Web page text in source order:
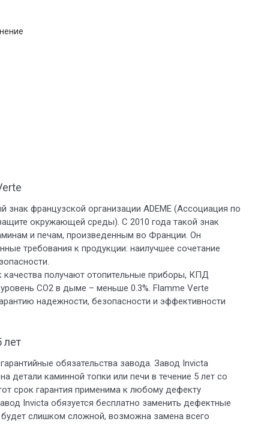
знак французской организации ADEME (Ассоциация по
окружающей среды). С 2010 года такой знак
и печам, произведенным во Франции. Он
требования к продукции: наилучшее сочетание
качества получают отопительные приборы, КПД
СО2 в дыме – меньше 0.3%. Flamme Verte
надежности, безопасности и эффективности
лет
обязательства завода. Завод Invicta
детали каминной топки или печи в течение 5 лет со
срок гарантия применима к любому дефекту
Invicta обязуется бесплатно заменить дефектные
будет слишком сложной, возможна замена всего